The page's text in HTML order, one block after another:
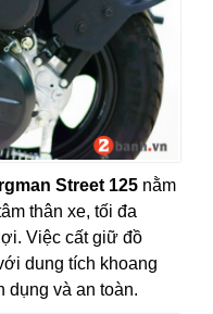
Street 125 nằm
thân xe, tối đa
Việc cất giữ đồ
dung tích khoang
dụng và an toàn.